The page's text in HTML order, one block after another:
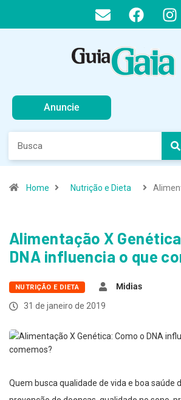
Anuncie
Home Nutrição e Dieta
Alimentação X
DNA influencia o que
NUTRIÇÃO E DIETA
Midias
31 de janeiro de 2019
Quem busca qualidade de vida e boa saúde